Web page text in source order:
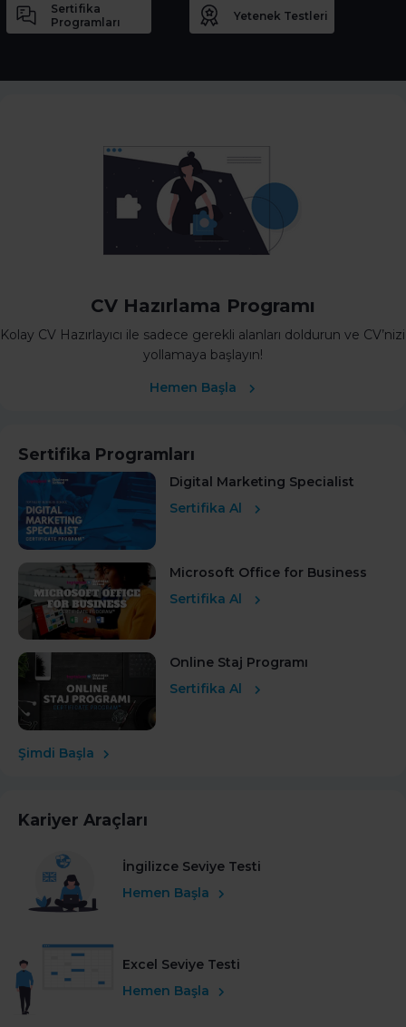
Sertifika
Programları
Yetenek Testleri
CV Hazırlama Programı
Kolay CV Hazırlayıcı ile sadece gerekli alanları doldurun ve CV’nizi
yollamaya başlayın!
Hemen Başla
Sertifika Programları
Digital Marketing Specialist
Sertifika Al
Microsoft Office for Business
Sertifika Al
Online Staj Programı
Sertifika Al
Şimdi Başla
Kariyer Araçları
İngilizce Seviye Testi
Hemen Başla
Excel Seviye Testi
Hemen Başla